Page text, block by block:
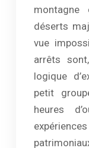
déserts
vue
arrêts
logique
petit
heures